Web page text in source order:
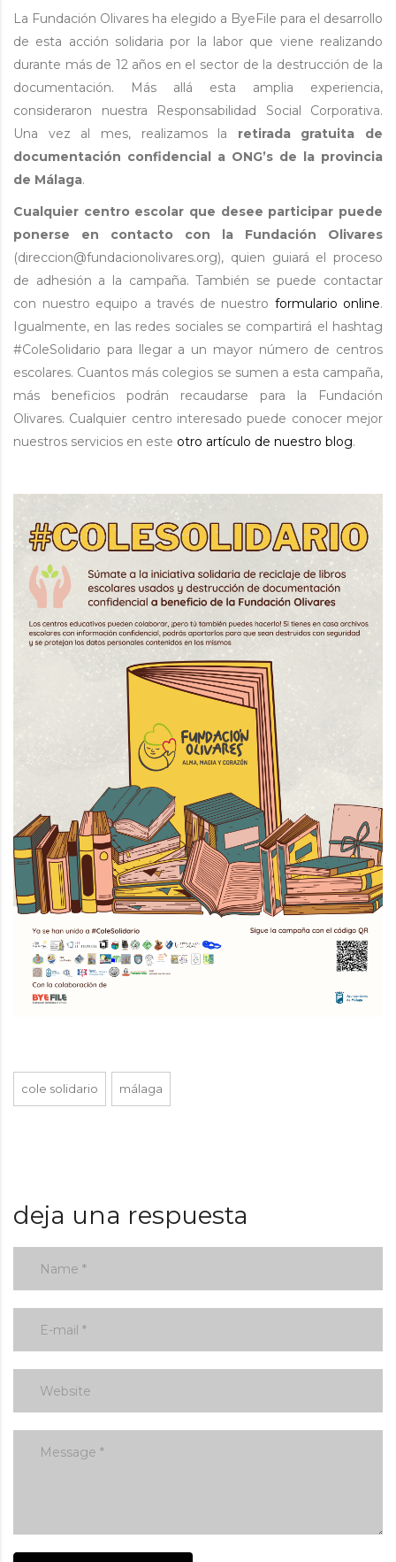
La Fundación Olivares ha elegido a ByeFile para el desarrollo
de esta acción solidaria por la labor que viene realizando
durante más de 12 años en el sector de la destrucción de la
documentación. Más allá esta amplia experiencia,
consideraron nuestra Responsabilidad Social Corporativa.
Una vez al mes, realizamos la retirada gratuita de
documentación confidencial a ONG’s de la provincia
de Málaga.
Cualquier centro escolar que desee participar puede
ponerse en contacto con la Fundación Olivares
(direccion@fundacionolivares.org), quien guiará el proceso
de adhesión a la campaña. También se puede contactar
con nuestro equipo a través de nuestro formulario online.
Igualmente, en las redes sociales se compartirá el hashtag
#ColeSolidario para llegar a un mayor número de centros
escolares. Cuantos más colegios se sumen a esta campaña,
más beneficios podrán recaudarse para la Fundación
Olivares. Cualquier centro interesado puede conocer mejor
nuestros servicios en este otro artículo de nuestro blog.
cole solidario málaga
deja una respuesta